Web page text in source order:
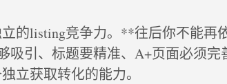
的listing竞争力。**往后你不能再
吸引、标题要精准、A+页面必须完
立获取转化的能力。